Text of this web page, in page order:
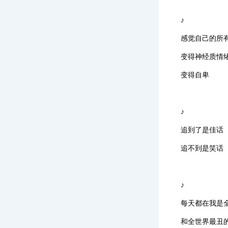
♪
感觉自己的所
变得神经质情
变得自卑
♪
追到了是佳话
追不到是笑话
♪
每天都在我是
和全世界最丑